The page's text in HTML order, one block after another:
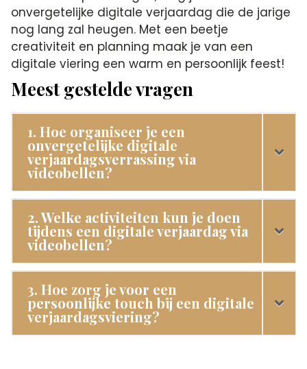
onvergetelijke digitale verjaardag die de jarige
nog lang zal heugen.​ Met een beetje
creativiteit en planning maak je van een
digitale viering een warm en persoonlijk feest!
Meest gestelde vragen
1. Hoe organiseer je een
onvergetelijke digitale
verjaardagsverrassing via
videobellen?
2. Welke activiteiten kun je doen
tijdens een digitale verjaardag via
videobellen?
3. Hoe zorg je voor een
persoonlijke touch bij een digitale
verjaardagsviering?